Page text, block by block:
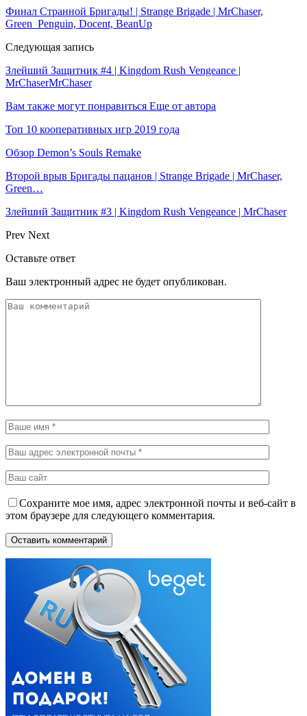
Финал Странной Бригады! | Strange Brigade | MrChaser,
Green_Penguin, Docent, BeanUp
Следующая запись
Злейший Защитник #4 | Kingdom Rush Vengeance |
MrChaserMrChaser
Вам также могут понравиться Еще от автора
Топ 10 кооперативных игр 2019 года
Обзор Demon’s Souls Remake
Второй врыв Бригады пацанов | Strange Brigade | MrChaser,
Green…
Злейший Защитник #3 | Kingdom Rush Vengeance | MrChaser
Prev Next
Оставьте ответ
Ваш электронный адрес не будет опубликован.
Сохраните мое имя, адрес электронной почты и веб-сайт в
этом браузере для следующего комментария.